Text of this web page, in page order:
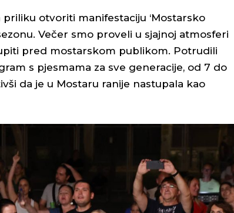
otvoriti manifestaciju ‘Mostarsko
Večer smo proveli u sjajnoj atmosferi
pred mostarskom publikom. Potrudili
s pjesmama za sve generacije, od 7 do
da je u Mostaru ranije nastupala kao